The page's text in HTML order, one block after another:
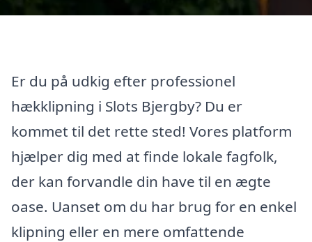
Er du på udkig efter professionel
hækklipning i Slots Bjergby? Du er
kommet til det rette sted! Vores platform
hjælper dig med at finde lokale fagfolk,
der kan forvandle din have til en ægte
oase. Uanset om du har brug for en enkel
klipning eller en mere omfattende